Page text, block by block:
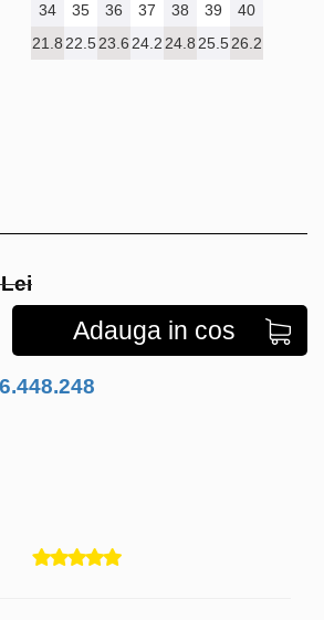
34 35 36 37 38 39
40
21.8 22.523.6 24.2 24.8 25.526.2
Adauga in cos